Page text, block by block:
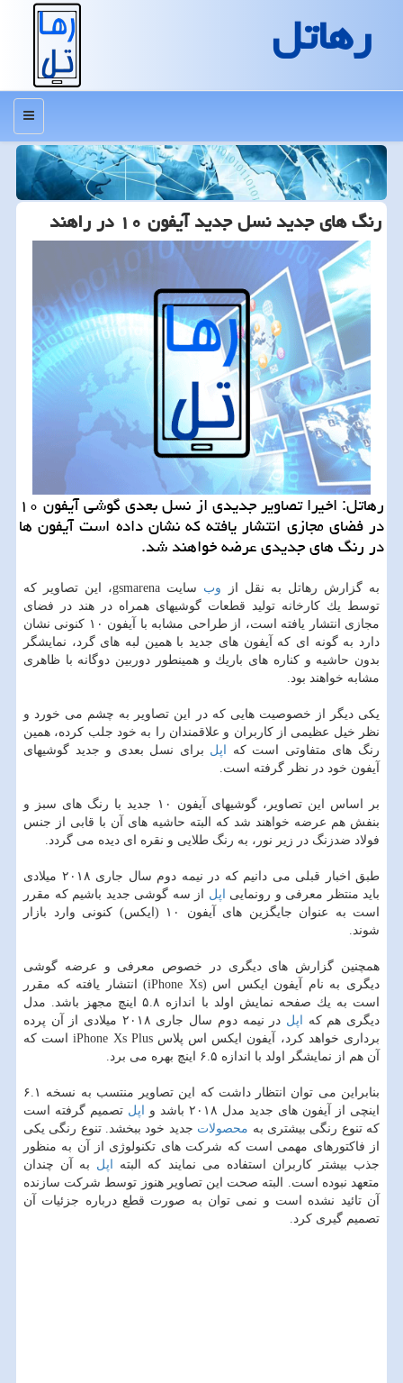
رهاتل
منو
رنگ های جدید نسل جدید آیفون ۱۰ در راهند
رهاتل: اخیرا تصاویر جدیدی از نسل بعدی گوشی آیفون ۱۰
در فضای مجازی انتشار یافته كه نشان داده است آیفون ها
در رنگ های جدیدی عرضه خواهند شد.
به گزارش رهاتل به نقل از وب
سایت gsmarena، این تصاویر كه
توسط یك كارخانه تولید قطعات گوشیهای همراه در هند در فضای
مجازی انتشار یافته است، از طراحی مشابه با آیفون ۱۰ كنونی نشان
دارد به گونه ای كه آیفون های جدید با همین لبه های گرد، نمایشگر
بدون حاشیه و كناره های باریك و همینطور دوربین دوگانه با ظاهری
مشابه خواهند بود.
یكی دیگر از خصوصیت هایی كه در این تصاویر به چشم می خورد و
نظر خیل عظیمی از كاربران و علاقمندان را به خود جلب كرده، همین
رنگ های متفاوتی است كه اپل برای نسل بعدی و جدید گوشیهای
آیفون خود در نظر گرفته است.
بر اساس این تصاویر، گوشیهای آیفون ۱۰ جدید با رنگ های سبز و
بنفش هم عرضه خواهند شد كه البته حاشیه های آن با قابی از جنس
فولاد ضدزنگ در زیر نور، به رنگ طلایی و نقره ای دیده می گردد.
طبق اخبار قبلی می دانیم كه در نیمه دوم سال جاری ۲۰۱۸ میلادی
باید منتظر معرفی و رونمایی اپل از سه گوشی جدید باشیم كه مقرر
است به عنوان جایگزین های آیفون ۱۰ (ایكس) كنونی وارد بازار
شوند.
همچنین گزارش های دیگری در خصوص معرفی و عرضه گوشی
دیگری به نام آیفون ایكس اس (iPhone Xs) انتشار یافته كه مقرر
است به یك صفحه نمایش اولد با اندازه ۵.۸ اینچ مجهز باشد. مدل
دیگری هم كه اپل
در نیمه دوم سال جاری ۲۰۱۸ میلادی از آن پرده
برداری خواهد كرد، آیفون ایكس اس پلاس iPhone Xs Plus است كه
آن هم از نمایشگر اولد با اندازه ۶.۵ اینچ بهره می برد.
بنابراین می توان انتظار داشت كه این تصاویر منتسب به نسخه ۶.۱
اینچی از آیفون های جدید مدل ۲۰۱۸ باشد و
اپل تصمیم گرفته است
كه تنوع رنگی بیشتری به محصولات جدید خود ببخشد. تنوع رنگی یكی
از فاكتورهای مهمی است كه شركت های تكنولوژی از آن به منظور
جذب بیشتر كاربران استفاده می نمایند كه البته اپل به آن چندان
متعهد نبوده است. البته صحت این تصاویر هنوز توسط شركت سازنده
آن تائید نشده است و نمی توان به صورت قطع درباره جزئیات آن
تصمیم گیری كرد.